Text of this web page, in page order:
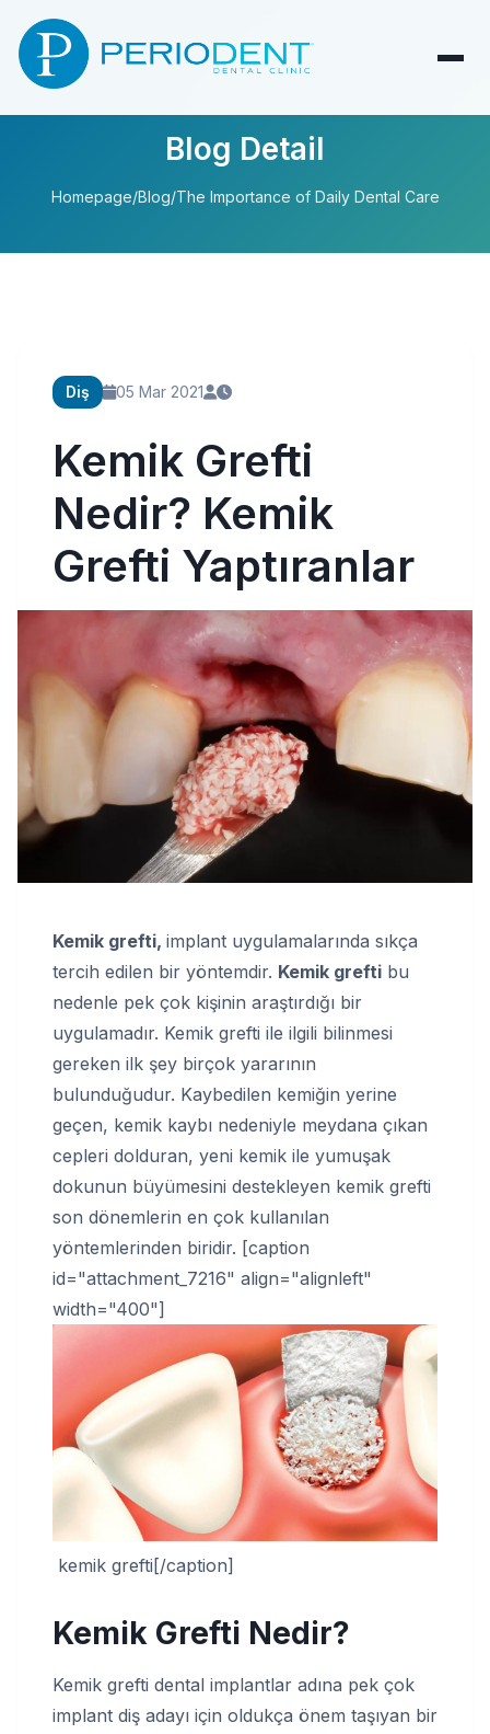
Blog Detail
Homepage/Blog/The Importance of Daily Dental Care
Diş 05 Mar 2021
Kemik Grefti
Nedir? Kemik
Grefti Yaptıranlar
Kemik grefti, implant uygulamalarında sıkça
tercih edilen bir yöntemdir. Kemik grefti bu
nedenle pek çok kişinin araştırdığı bir
uygulamadır. Kemik grefti ile ilgili bilinmesi
gereken ilk şey birçok yararının
bulunduğudur. Kaybedilen kemiğin yerine
geçen, kemik kaybı nedeniyle meydana çıkan
cepleri dolduran, yeni kemik ile yumuşak
dokunun büyümesini destekleyen kemik grefti
son dönemlerin en çok kullanılan
yöntemlerinden biridir. [caption
id="attachment_7216" align="alignleft"
width="400"]
kemik grefti[/caption]
Kemik Grefti Nedir?
Kemik grefti dental implantlar adına pek çok
implant diş adayı için oldukça önem taşıyan bir